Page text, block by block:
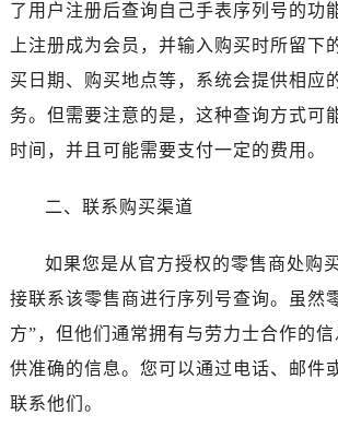
了用户注册后查询自己手表序列号的功
上注册成为会员，并输入购买时所留下
买日期、购买地点等，系统会提供相应
务。但需要注意的是，这种查询方式可
时间，并且可能需要支付一定的费用。
二、联系购买渠道
如果您是从官方授权的零售商处购
接联系该零售商进行序列号查询。虽然
方”，但他们通常拥有与劳力士合作的
供准确的信息。您可以通过电话、邮件
联系他们。